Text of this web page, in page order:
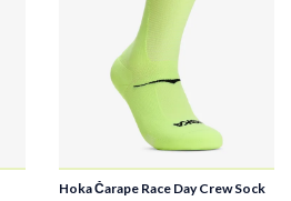
Hoka Čarape Race Day Crew Sock